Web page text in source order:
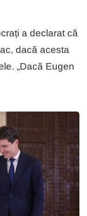
a declarat că
dacă acesta
„Dacă Eugen